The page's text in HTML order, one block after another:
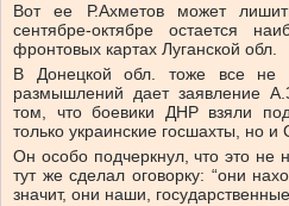
Вот ее Р.Ахметов может
сентябре-октябре остается
фронтовых картах Луганской обл.
В Донецкой обл. тоже все не
размышлений дает заявление
том, что боевики ДНР взяли
только украинские госшахты, но
Он особо подчеркнул, что это не
тут же сделал оговорку: “они
значит, они наши,